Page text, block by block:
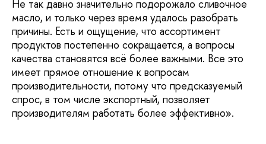
Не так давно значительно подорожало сливочное
масло, и только через время удалось разобрать
причины. Есть и ощущение, что ассортимент
продуктов постепенно сокращается, а вопросы
качества становятся всё более важными. Все это
имеет прямое отношение к вопросам
производительности, потому что предсказуемый
спрос, в том числе экспортный, позволяет
производителям работать более эффективно».